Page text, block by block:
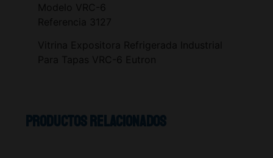
Modelo VRC-6
Referencia 3127
Vitrina Expositora Refrigerada Industrial
Para Tapas VRC-6 Eutron
Productos relacionados